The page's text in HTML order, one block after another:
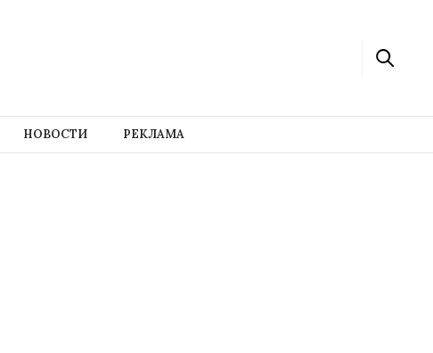
НОВОСТИ РЕКЛАМА